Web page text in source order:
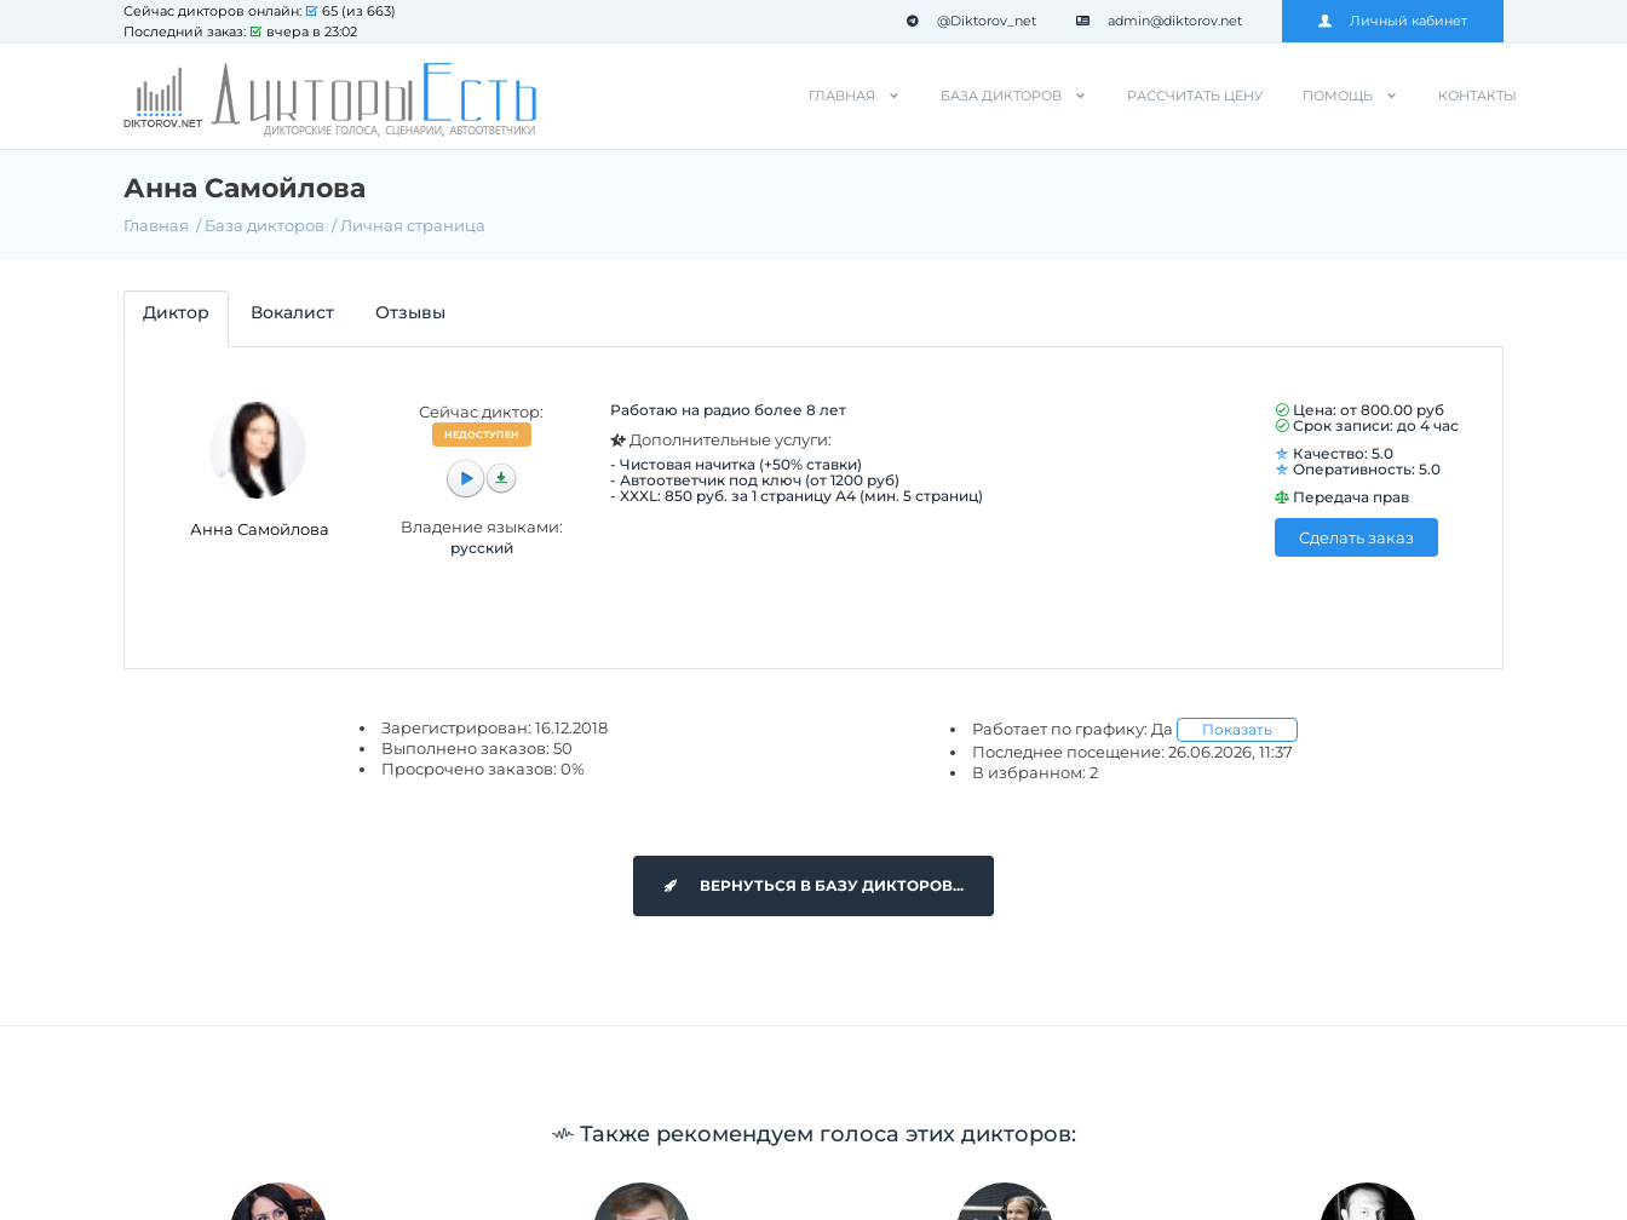
Сейчас дикторов онлайн:
65 (из 663)
Последний заказ:
вчера в 23:02
@Diktorov_net admin@diktorov.net Личный кабинет
ГЛАВНАЯ БАЗА ДИКТОРОВ РАССЧИТАТЬ ЦЕНУ ПОМОЩЬ КОНТАКТЫ
Анна Самойлова
Главная База дикторов Личная страница
Диктор Вокалист Отзывы
Анна Самойлова
Сейчас диктор:
НЕДОСТУПЕН
Владение языками:
русский
Цена: от 800.00 руб
Срок записи: до 4 час
Качество: 5.0
Оперативность: 5.0
Передача прав
Сделать заказ
Работаю на радио более 8 лет
Дополнительные услуги:
- Чистовая начитка (+50% ставки)
- Автоответчик под ключ (от 1200 руб)
- XXXL: 850 руб. за 1 страницу А4 (мин. 5 страниц)
Зарегистрирован: 16.12.2018
Выполнено заказов: 50
Просрочено заказов: 0%
Работает по графику: Да Показать
Последнее посещение: 26.06.2026, 11:37
В избранном: 2
ВЕРНУТЬСЯ В БАЗУ ДИКТОРОВ...
Также рекомендуем голоса этих дикторов: